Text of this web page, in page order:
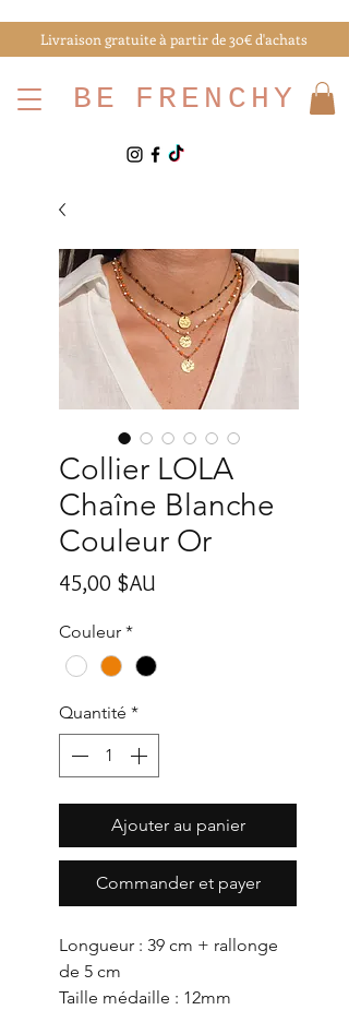
Livraison gratuite à partir de 30€ d'achats
BE FRENCHY
Collier LOLA
Chaîne Blanche
Couleur Or
45,00 $AU
Couleur *
Quantité *
Ajouter au panier
Commander et payer
Longueur : 39 cm + rallonge
de 5 cm
Taille médaille : 12mm